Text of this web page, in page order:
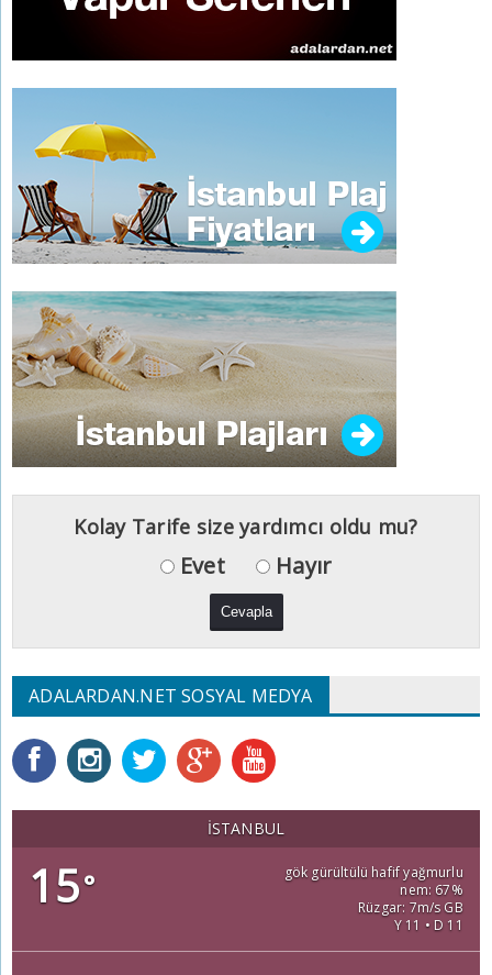
Kolay Tarife size yardımcı oldu mu?
Evet Hayır
ADALARDAN.NET SOSYAL MEDYA
İSTANBUL
15°
gök gürültülü hafif yağmurlu
nem: 67%
Rüzgar: 7m/s GB
Y 11 • D 11